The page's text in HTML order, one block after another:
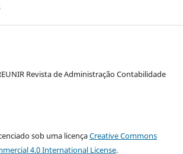
Revista de Administração Contabilidade
sob uma licençaCreative Commons
4.0 International License.